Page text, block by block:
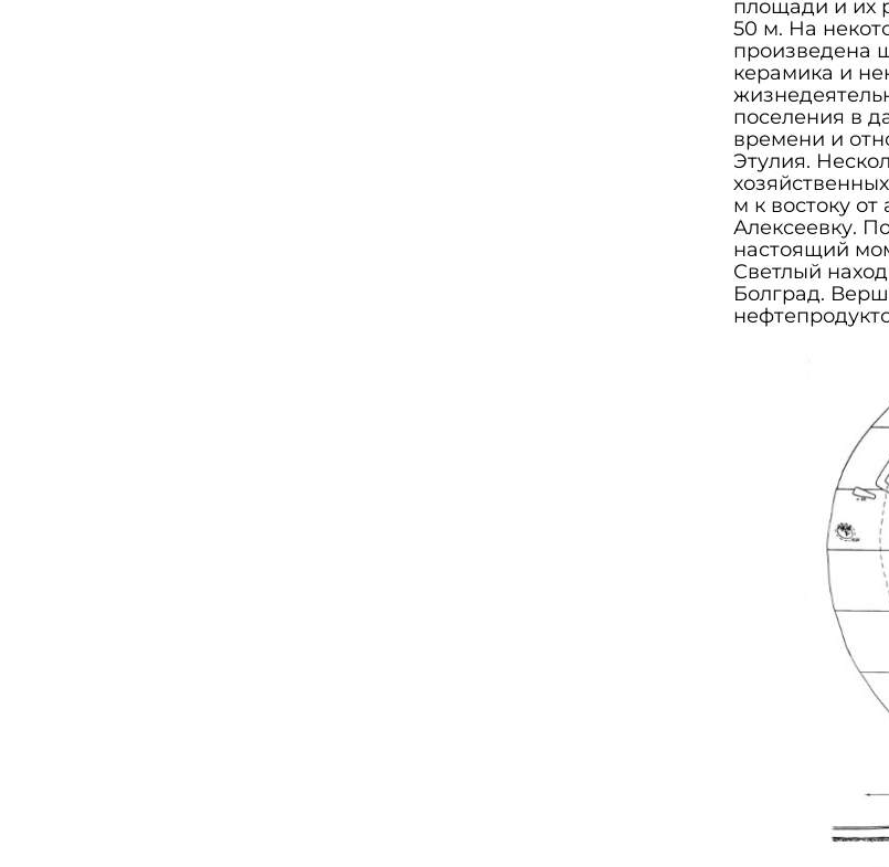
площади и их
50 м. На
произведена
керамика и
поселения в
времени и
Этулия.
м к востоку
Алексеевку.
настоящий
Светлый
Болград.